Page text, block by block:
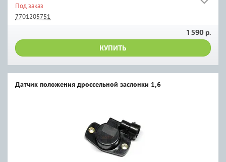
Под заказ
7701205751
1 590 р.
КУПИТЬ
Датчик положения дроссельной заслонки 1,6